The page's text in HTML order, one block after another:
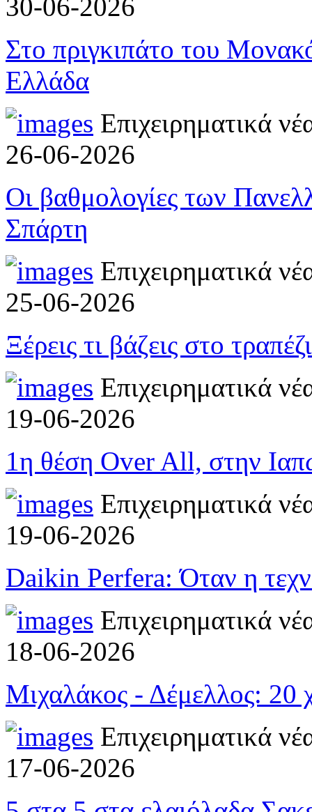
30-06-2026
Στο πριγκιπάτο του
Ελλάδα
Επιχειρηματικά
26-06-2026
Οι βαθμολογίες των
Σπάρτη
Επιχειρηματικά
25-06-2026
Ξέρεις τι βάζεις στο
Επιχειρηματικά
19-06-2026
1η θέση Over All, στην
Επιχειρηματικά
19-06-2026
Daikin Perfera: Όταν η
Επιχειρηματικά
18-06-2026
Μιχαλάκος - Δέμελλος: 20
Επιχειρηματικά
17-06-2026